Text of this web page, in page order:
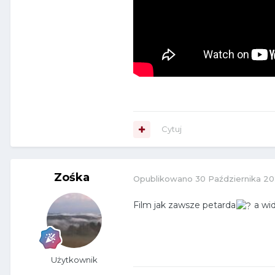
Cytuj
Zośka
Użytkownik
Opublikowano 30 Października
Film jak zawsze petarda a